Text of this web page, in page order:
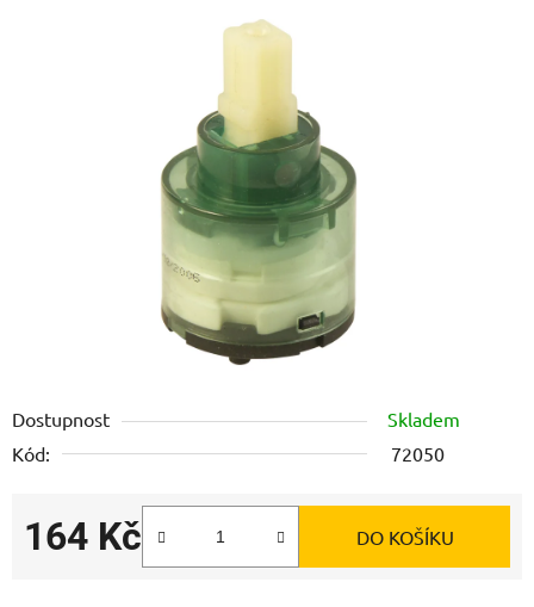
Dostupnost
Skladem
Kód:
72050
164 Kč DO KOŠÍKU